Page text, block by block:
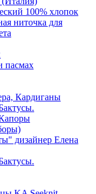
100% хлопок
ниточка для
пасмах
Кардиганы
дизайнер Елена